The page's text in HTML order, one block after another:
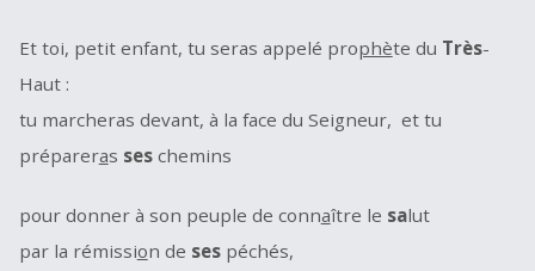
Et toi, petit enfant, tu seras appelé prophète du Très-
Haut :
tu marcheras devant, à la face du Seigneur, et tu
prépareras seschemins
pour donner à son peuple de connaître le salut
par la rémission de sespéchés,